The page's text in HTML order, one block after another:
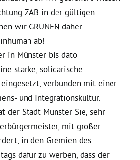
ZAB in der gültigen
wir GRÜNEN daher
ab!
in Münster bis dato
starke, solidarische
verbunden mit einer
und Integrationskultur.
der Stadt Münster Sie, sehr
mit großer
in den Gremien des
dafür zu werben, dass der